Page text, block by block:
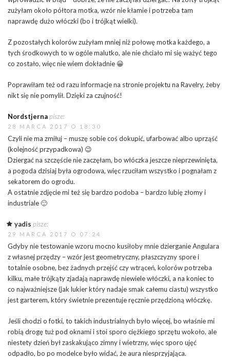
zużyłam około półtora motka, wzór nie kłamie i potrzeba tam
naprawdę dużo włóczki (bo i trójkąt wielki).
Z pozostałych kolorów zużyłam mniej niż połowę motka każdego, a
tych środkowych to w ogóle malutko, ale nie chciało mi się ważyć tego
co zostało, więc nie wiem dokładnie 😀
Poprawiłam też od razu informacje na stronie projektu na Ravelry, żeby
nikt się nie pomylił. Dzięki za czujność!
Nordstjernapisze:
28 MARCA 2017 O 18:30
Czyli nie ma zmiłuj – muszę sobie coś dokupić, ufarbować albo uprząść
(kolejność przypadkowa) 😉
Dziergać na szczęście nie zaczęłam, bo włóczka jeszcze nieprzewinięta,
a pogoda dzisiaj była ogrodowa, więc rzuciłam wszystko i pognałam z
sekatorem do ogrodu.
A ostatnie zdjęcie mi też się bardzo podoba – bardzo lubię złomy i
industriale 🙂
yadis pisze:
29 MARCA 2017 O 07:24
Gdyby nie testowanie wzoru mocno kusiłoby mnie dzierganie Angulara
z własnej przędzy – wzór jest geometryczny, płaszczyzny spore i
totalnie osobne, bez żadnych przejść czy wtrąceń, kolorów potrzeba
kilku, małe trójkąty zjadają naprawdę niewiele włóczki, a na koniec to
co najważniejsze (jak lukier który nadaje smak całemu ciastu) wszystko
jest garterem, który świetnie prezentuje ręcznie przędzioną włóczkę.
Jeśli chodzi o fotki, to takich industrialnych było więcej, bo właśnie mi
robią drogę tuż pod oknami i stoi sporo ciężkiego sprzętu wokoło, ale
niestety dzień był zaskakująco zimny i wietrzny, więc sporo ujęć
odpadło, bo po modelce było widać, że aura niesprzyjająca.